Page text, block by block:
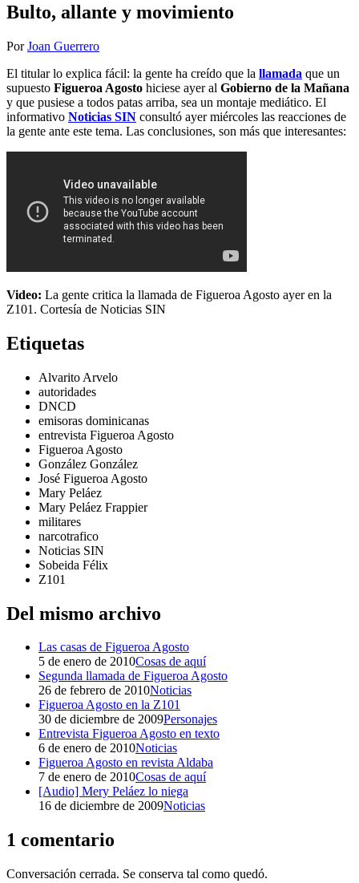
Bulto, allante y movimiento
PorJoan Guerrero
El titular lo explica fácil: la gente ha creído que la llamada que un
supuesto Figueroa Agosto hiciese ayer al Gobierno de la Mañana
y que pusiese a todos patas arriba, sea un montaje mediático. El
informativo Noticias SIN consultó ayer miércoles las reacciones de
la gente ante este tema. Las conclusiones, son más que interesantes:
Video: La gente critica la llamada de Figueroa Agosto ayer en la
Z101. Cortesía de Noticias SIN
Etiquetas
Alvarito Arvelo
autoridades
DNCD
emisoras dominicanas
entrevista Figueroa Agosto
Figueroa Agosto
González González
José Figueroa Agosto
Mary Peláez
Mary Peláez Frappier
militares
narcotrafico
Noticias SIN
Sobeida Félix
Z101
Del mismo archivo
Las casas de Figueroa Agosto
5 de enero de 2010Cosas de aquí
Segunda llamada de Figueroa Agosto
26 de febrero de 2010Noticias
Figueroa Agosto en la Z101
30 de diciembre de 2009Personajes
Entrevista Figueroa Agosto en texto
6 de enero de 2010Noticias
Figueroa Agosto en revista Aldaba
7 de enero de 2010Cosas de aquí
[Audio] Mery Peláez lo niega
16 de diciembre de 2009Noticias
1 comentario
Conversación cerrada. Se conserva tal como quedó.